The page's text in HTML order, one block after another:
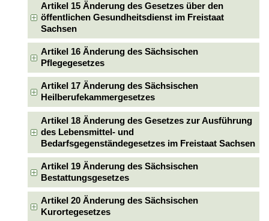
Artikel 15 Änderung des Gesetzes über den
öffentlichen Gesundheitsdienst im Freistaat
Sachsen
Artikel 16 Änderung des Sächsischen
Pflegegesetzes
Artikel 17 Änderung des Sächsischen
Heilberufekammergesetzes
Artikel 18 Änderung des Gesetzes zur Ausführung
des Lebensmittel- und
Bedarfsgegenständegesetzes im Freistaat Sachsen
Artikel 19 Änderung des Sächsischen
Bestattungsgesetzes
Artikel 20 Änderung des Sächsischen
Kurortegesetzes